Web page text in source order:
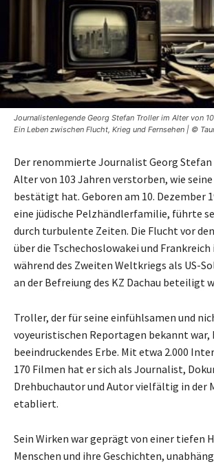
Journalistenlegende Georg Stefan Troller im Alter von
Ein Leben zwischen Flucht, Krieg und Fernsehen | ©
Der renommierte Journalist Georg
Alter von 103 Jahren verstorben, wie
bestätigt hat. Geboren am 10. Dezember
eine jüdische Pelzhändlerfamilie, führte
durch turbulente Zeiten. Die Flucht vor
über die Tschechoslowakei und Frankreich
während des Zweiten Weltkriegs als US-
an der Befreiung des KZ Dachau beteiligt
Troller, der für seine einfühlsamen und
voyeuristischen Reportagen bekannt
beeindruckendes Erbe. Mit etwa 2.000
170 Filmen hat er sich als Journalist,
Drehbuchautor und Autor vielfältig in der
etabliert.
Sein Wirken war geprägt von einer tiefen
Menschen und ihre Geschichten,